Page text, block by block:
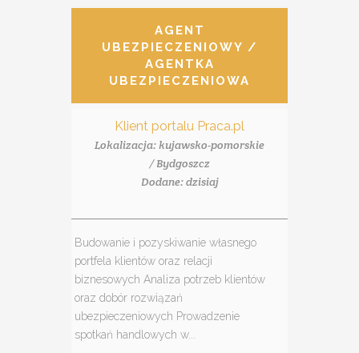
AGENT
UBEZPIECZENIOWY /
AGENTKA
UBEZPIECZENIOWA
Klient portalu Praca.pl
Lokalizacja: kujawsko-pomorskie
/ Bydgoszcz
Dodane: dzisiaj
Budowanie i pozyskiwanie własnego
portfela klientów oraz relacji
biznesowych Analiza potrzeb klientów
oraz dobór rozwiązań
ubezpieczeniowych Prowadzenie
spotkań handlowych w...